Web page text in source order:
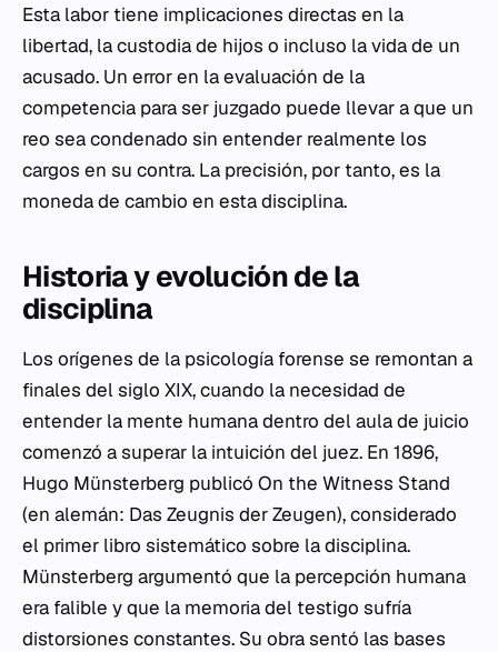
Esta labor tiene implicaciones directas en la
libertad, la custodia de hijos o incluso la vida de un
acusado. Un error en la evaluación de la
competencia para ser juzgado puede llevar a que un
reo sea condenado sin entender realmente los
cargos en su contra. La precisión, por tanto, es la
moneda de cambio en esta disciplina.
Historia y evolución de la
disciplina
Los orígenes de la psicología forense se remontan a
finales del siglo XIX, cuando la necesidad de
entender la mente humana dentro del aula de juicio
comenzó a superar la intuición del juez. En 1896,
Hugo Münsterberg publicó On the Witness Stand
(en alemán: Das Zeugnis der Zeugen), considerado
el primer libro sistemático sobre la disciplina.
Münsterberg argumentó que la percepción humana
era falible y que la memoria del testigo sufría
distorsiones constantes. Su obra sentó las bases